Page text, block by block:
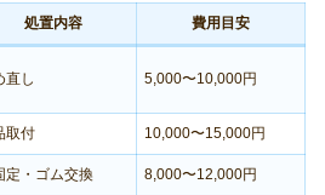
処置内容 費用目安
直し 5,000〜10,000円
取付 10,000〜15,000円
定・ゴム交換 8,000〜12,000円